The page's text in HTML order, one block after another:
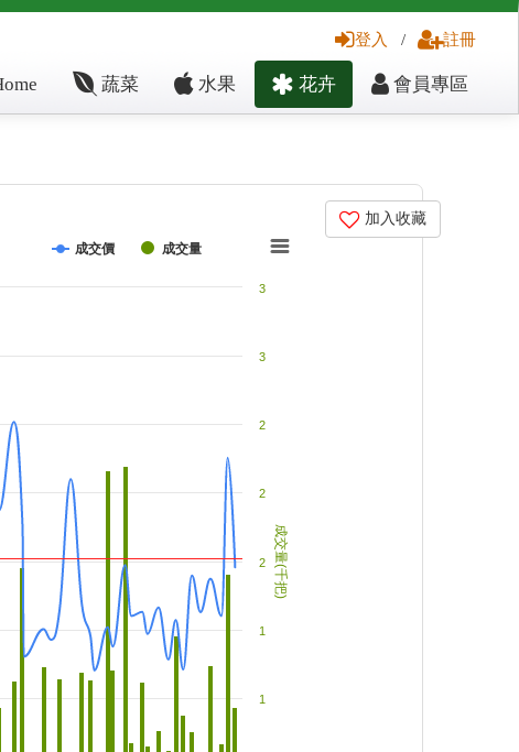
登入 / 註冊
蔬菜 水果 花卉 會員專區
加入收藏
成交量(千把)
成交價 成交量
1
1
2
2
2
3
3